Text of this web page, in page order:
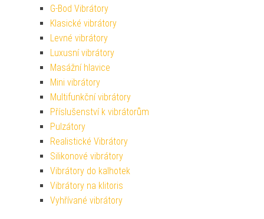
G-Bod Vibrátory
Klasické vibrátory
Levné vibrátory
Luxusní vibrátory
Masážní hlavice
Mini vibrátory
Multifunkční vibrátory
Příslušenství k vibrátorům
Pulzátory
Realistické Vibrátory
Silikonové vibrátory
Vibrátory do kalhotek
Vibrátory na klitoris
Vyhřívané vibrátory